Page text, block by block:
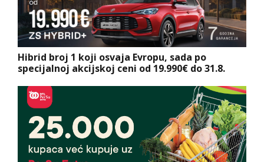
Hibrid broj 1 koji osvaja Evropu, sada po
specijalnoj akcijskoj ceni od 19.990€ do 31.8.